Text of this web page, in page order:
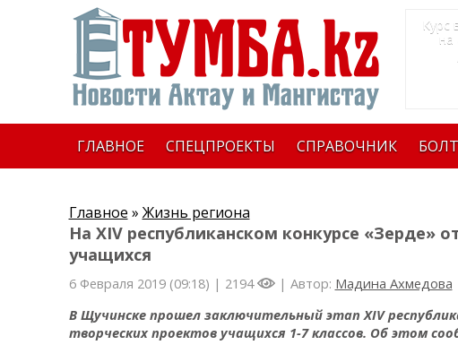
Курс
на
ГЛАВНОЕ СПЕЦПРОЕКТЫ СПРАВОЧНИК
Главное » Жизнь региона
На XIV республиканском конкурсе «Зерде»
учащихся
6 Февраля 2019 (09:18) | 2194 | Автор: Мадина Ахмедова
В Щучинске прошел заключительный этап XIV
творческих проектов учащихся 1-7 классов. Об этом